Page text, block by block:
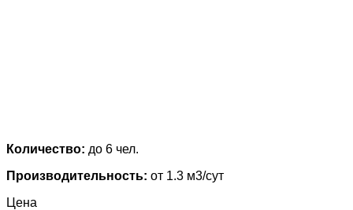
Количество: до 6 чел.
Производительность: от 1.3 м3/сут
Цена